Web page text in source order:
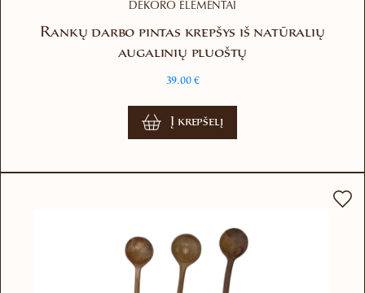
DEKORO ELEMENTAI
Rankų darbo pintas krepšys iš natūralių
augalinių pluoštų
39.00 €
Į krepšelį